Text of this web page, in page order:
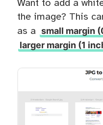
Want to add a
the image? This
as a small margin
larger margin (1